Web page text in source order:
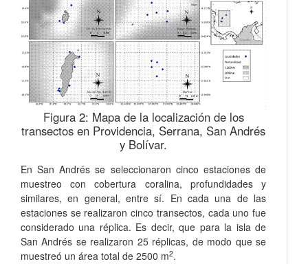
Figura 2: Mapa de la localización de los
transectos en Providencia, Serrana, San Andrés
y Bolívar.
En San Andrés se seleccionaron cinco estaciones de
muestreo con cobertura coralina, profundidades y
similares, en general, entre sí. En cada una de las
estaciones se realizaron cinco transectos, cada uno fue
considerado una réplica. Es decir, que para la isla de
San Andrés se realizaron 25 réplicas, de modo que se
muestreó un área total de 2500 m2.